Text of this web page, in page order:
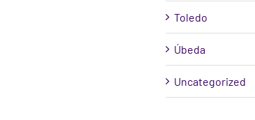
Toledo
Úbeda
Uncategorized